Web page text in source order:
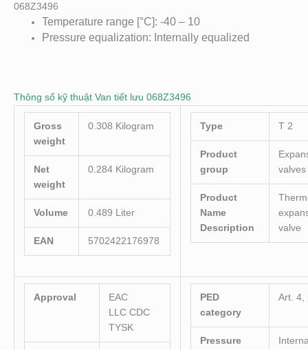
068Z3496
Temperature range [°C]: -40 – 10
Pressure equalization: Internally equalized
Thông số kỹ thuật Van tiết lưu 068Z3496
Gross
weight
0.308 Kilogram
Net
weight
0.284 Kilogram
Volume 0.489 Liter
EAN 5702422176978
Type T 2
Product
group
valves
Product
Name
Description
valve
Approval
EAC
LLC CDC
TYSK
PED
category
Art. 4,
Pressure